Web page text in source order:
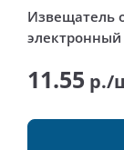
Извещатель
электронный
11.55 р./